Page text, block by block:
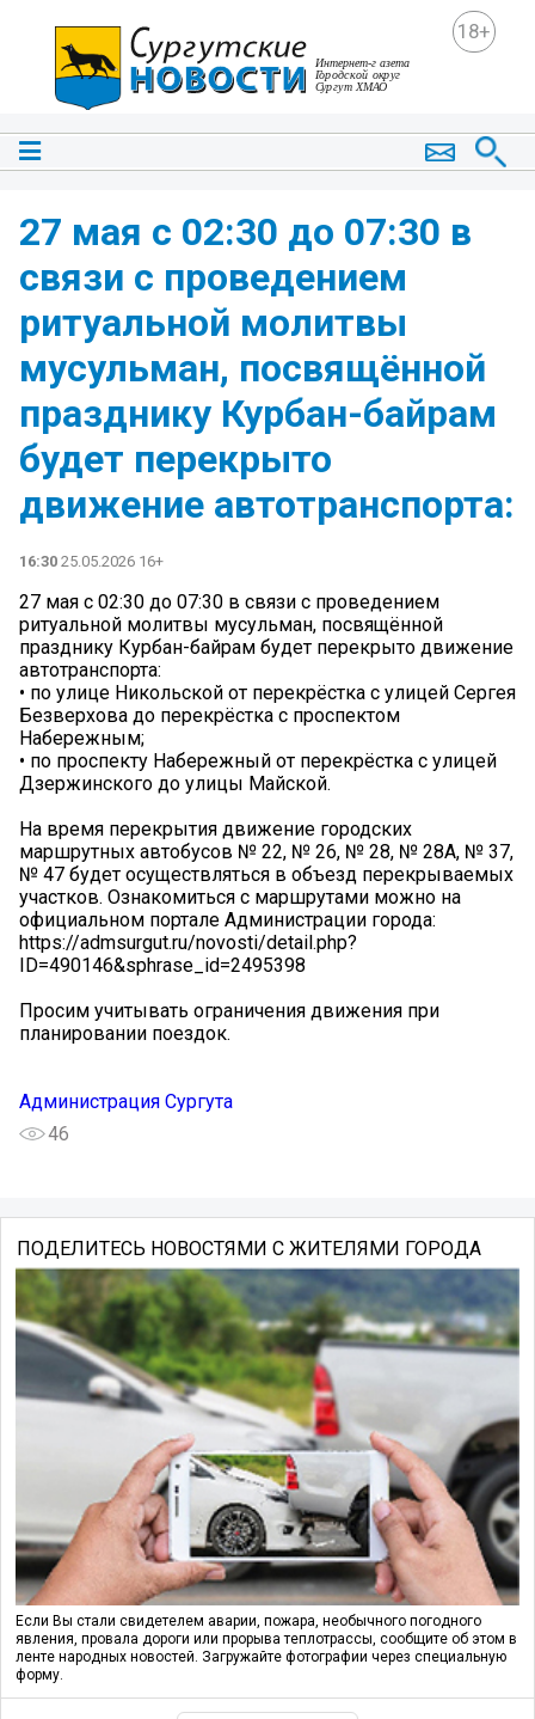
18+
27 мая с 02:30 до 07:30 в
связи с проведением
ритуальной молитвы
мусульман, посвящённой
празднику Курбан-байрам
будет перекрыто
движение автотранспорта:
16:30 25.05.2026 16+
27 мая с 02:30 до 07:30 в связи с проведением
ритуальной молитвы мусульман, посвящённой
празднику Курбан-байрам будет перекрыто движение
автотранспорта:
• по улице Никольской от перекрёстка с улицей Сергея
Безверхова до перекрёстка с проспектом
Набережным;
• по проспекту Набережный от перекрёстка с улицей
Дзержинского до улицы Майской.
На время перекрытия движение городских
маршрутных автобусов № 22, № 26, № 28, № 28А, № 37,
№ 47 будет осуществляться в объезд перекрываемых
участков. Ознакомиться с маршрутами можно на
официальном портале Администрации города:
https://admsurgut.ru/novosti/detail.php?
ID=490146&sphrase_id=2495398
Просим учитывать ограничения движения при
планировании поездок.
Администрация Сургута
46
ПОДЕЛИТЕСЬ НОВОСТЯМИ С ЖИТЕЛЯМИ ГОРОДА
Если Вы стали свидетелем аварии, пожара, необычного погодного
явления, провала дороги или прорыва теплотрассы, сообщите об этом в
ленте народных новостей. Загружайте фотографии через специальную
форму.